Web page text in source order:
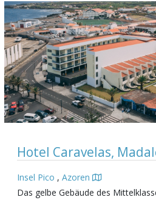
Hotel Caravelas,
Insel Pico , Azoren
Das gelbe Gebäude des